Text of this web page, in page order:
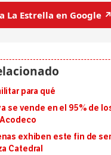
La Estrella en Google ↗️
para qué
se vende en el 95% de
exhiben este fin de
Catedral